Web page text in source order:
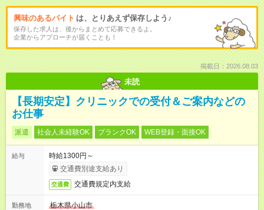
興味のあるバイト は、とりあえず保存しよう♪
保存した求人は、後からまとめて応募できるよ。
企業からアプローチが届くことも！
掲載日：2026.08.03
未読
【長期安定】クリニックでの受付＆ご案内などの
お仕事
派遣 社会人未経験OK ブランクOK WEB登録・面接OK
給与
時給1300円～
交通費別途支給あり
交通費 交通費規定内支給
勤務地
栃木県小山市